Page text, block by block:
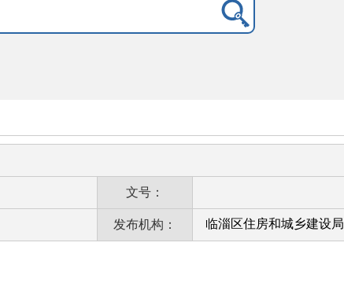
文号：
发布机构： 临淄区住房和城乡建设局